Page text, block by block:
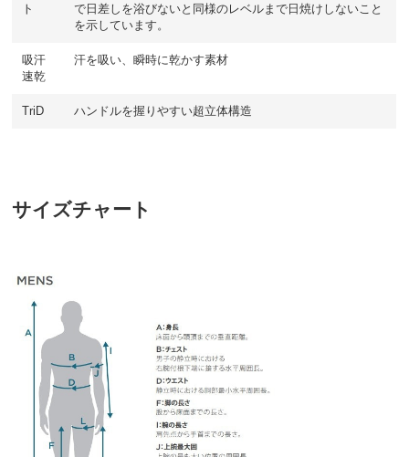
ト
で日差しを浴びないと同様のレベルまで日焼けしないこと
を示しています。
吸汗
速乾
汗を吸い、瞬時に乾かす素材
TriD ハンドルを握りやすい超立体構造
サイズチャート